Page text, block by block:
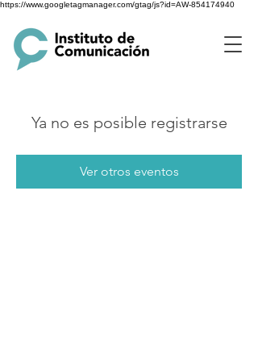
https://www.googletagmanager.com/gtag/js?id=AW-854174940
Ya no es posible registrarse
Ver otros eventos